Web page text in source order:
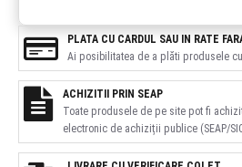
PLATA CU CARDUL SAU IN RATE
Ai posibilitatea de a plăti produsele
ACHIZITII PRIN SEAP
Toate produsele de pe site pot fi
electronic de achiziții publice (SEAP/